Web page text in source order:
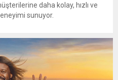
daha kolay, hızlı ve
sunuyor.